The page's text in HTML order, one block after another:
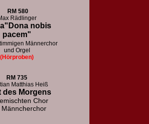
RM 580
Rädlinger
nobis
pacem"
Männerchor
und Orgel
(Hörproben)
RM 735
Matthias Heiß
des Morgens
Chor
Männcherchor